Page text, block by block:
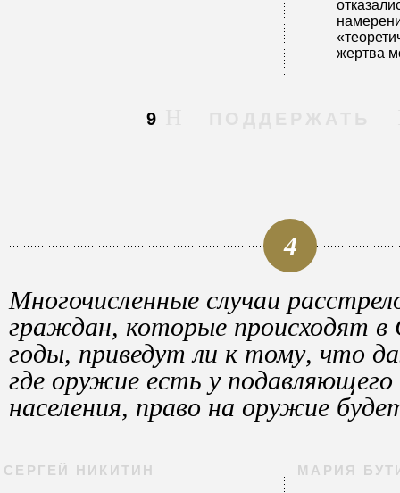
жертва
9
4
Многочисленные случаи
граждан, которые происходят
годы, приведут ли к тому, что
где оружие есть у
населения, право на оружие
СЕРГЕЙ НИКИТИН МАРИЯ